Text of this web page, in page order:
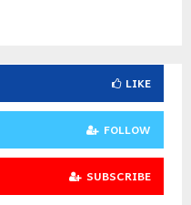
LIKE
FOLLOW
SUBSCRIBE